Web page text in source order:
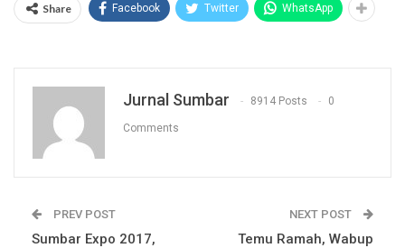
Share Facebook Twitter WhatsApp
Jurnal Sumbar 8914 Posts 0
Comments
PREV POST
Sumbar Expo 2017,
NEXT POST
Temu Ramah, Wabup